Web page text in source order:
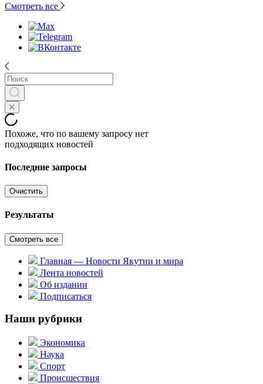
Смотреть все
Похоже, что по вашему запросу нет
подходящих новостей
Последние запросы
Очистить
Результаты
Смотреть все
Главная — Новости Якутии и мира
Лента новостей
Об издании
Подписаться
Наши рубрики
Экономика
Наука
Спорт
Происшествия